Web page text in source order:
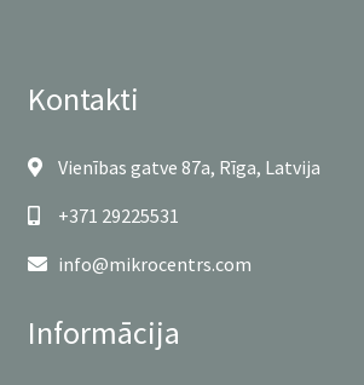
Kontakti
Vienības gatve 87a, Rīga, Latvija
+371 29225531
info@mikrocentrs.com
Informācija